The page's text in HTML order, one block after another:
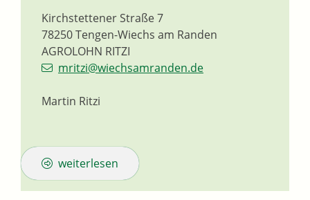
AGROLOHN RITZI
Kirchstettener Straße 7
78250Tengen-Wiechs am Randen
mritzi@wiechsamranden.de
Martin Ritzi
weiterlesen